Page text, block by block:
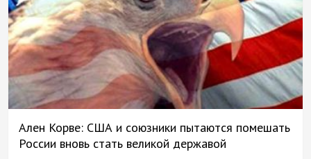
Ален Корве: США и союзники пытаются помешать
России вновь стать великой державой